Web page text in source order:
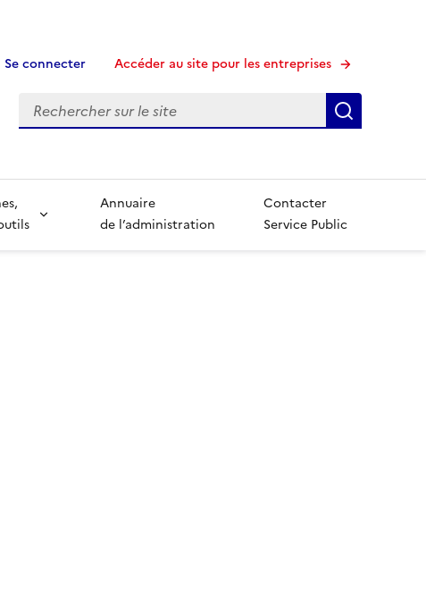
Se connecter Accéder au site pour les entreprises
Recherche
Annuaire
de l’administration
Contacter
Service Public